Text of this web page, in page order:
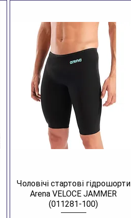
Чоловічі стартові гідрошорти
Arena VELOCE JAMMER
(011281-100)